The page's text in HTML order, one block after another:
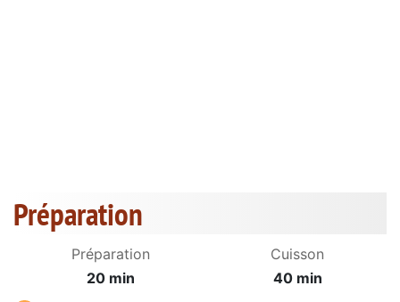
Préparation
Préparation
20 min
Cuisson
40 min